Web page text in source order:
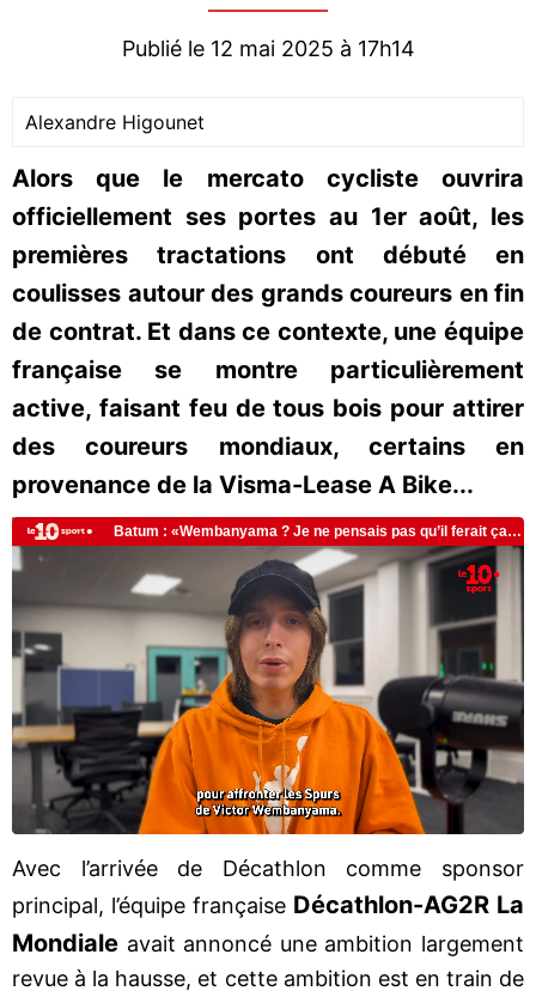
Publié le 12 mai 2025 à 17h14
Alexandre Higounet
Alors que le mercato cycliste ouvrira
officiellement ses portes au 1er août, les
premières tractations ont débuté en
coulisses autour des grands coureurs en fin
de contrat. Et dans ce contexte, une équipe
française se montre particulièrement
active, faisant feu de tous bois pour attirer
des coureurs mondiaux, certains en
provenance de la Visma-Lease A Bike...
Avec l’arrivée de Décathlon comme sponsor
principal, l’équipe française Décathlon-AG2R La
Mondiale avait annoncé une ambition largement
revue à la hausse, et cette ambition est en train de